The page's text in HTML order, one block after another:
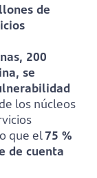
de
200
se
los núcleos
que el75 %
de cuenta